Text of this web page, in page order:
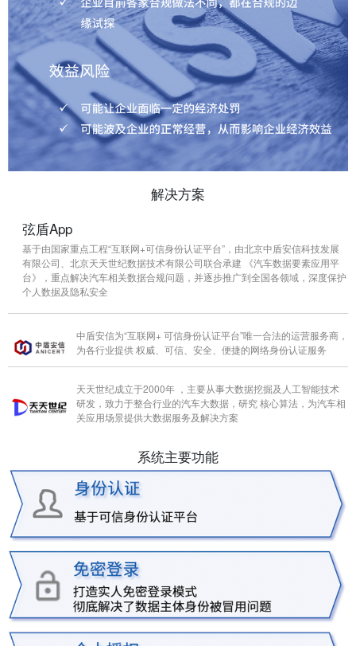
解决方案
弦盾App
基于由国家重点工程“互联网+可信身份认证平台”，由北京中盾安信科技发展
有限公司、北京天天世纪数据技术有限公司联合承建 《汽车数据要素应用平
台》，重点解决汽车相关数据合规问题，并逐步推广到全国各领域，深度保护
个人数据及隐私安全
中盾安信为“互联网+ 可信身份认证平台”唯一合法的运营服务商，
为各行业提供 权威、可信、安全、便捷的网络身份认证服务
天天世纪成立于2000年 ，主要从事大数据挖掘及人工智能技术
研发，致力于整合行业的汽车大数据，研究 核心算法，为汽车相
关应用场景提供大数据服务及解决方案
系统主要功能